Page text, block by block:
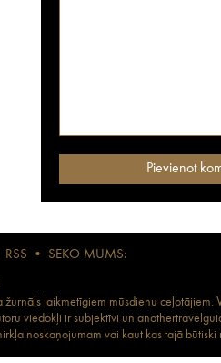
RSS • SEKO MUMS:
laikmetīgiem mūsdienu
viedokļi ir subjektīvi un
noskaņojumam vai kaut kas tajā